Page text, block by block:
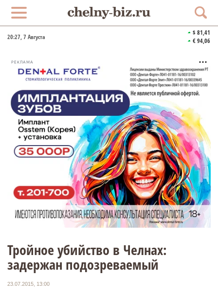
20:27, 7 Августа
$ 81,41
€ 94,06
РЕКЛАМА
Тройное убийство в Челнах:
задержан подозреваемый
23.07.2015, 13:00